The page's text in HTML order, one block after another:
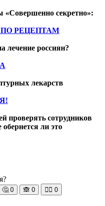
«Совершенно секретно»:
РЕЦЕПТАМ
лечение россиян?
лекарств
проверять сотрудников
ли это
🤔 0 🙈 0 🧘‍♀️ 0